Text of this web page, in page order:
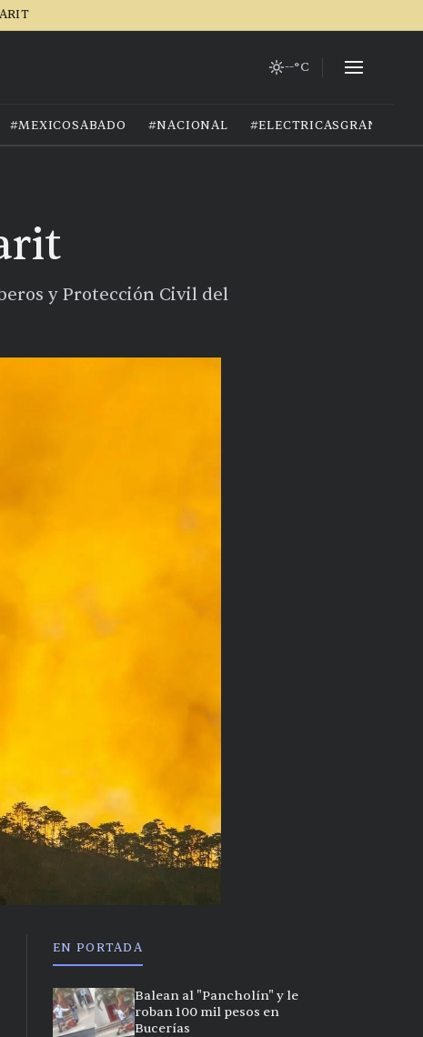
--°C
#MEXICOSABADO #NACIONAL #ELECTRICASGRANIZO
y Protección Civil del
EN PORTADA
Balean al "Pancholín" y le
roban 100 mil pesos en
Bucerías